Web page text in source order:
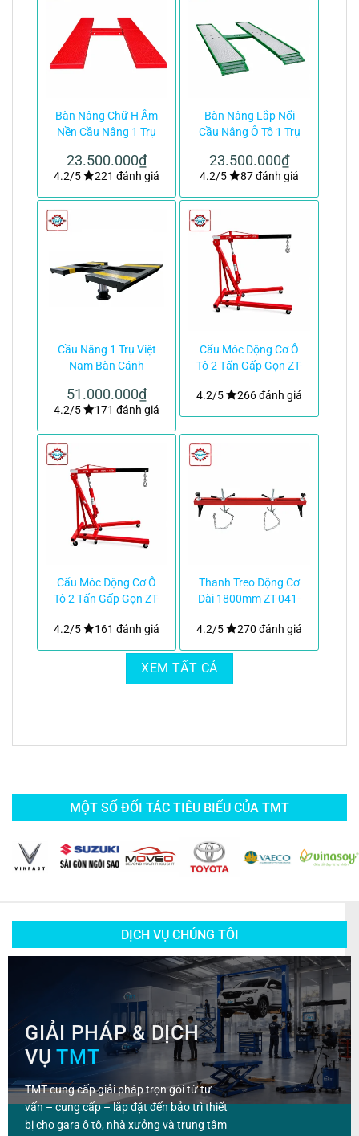
Bàn Nâng Chữ H Âm
Nền Cầu Nâng 1 Trụ
23.500.000₫
4.2/5 221 đánh giá
Bàn Nâng Lắp Nổi
Cầu Nâng Ô Tô 1 Trụ
23.500.000₫
4.2/5 87 đánh giá
Cầu Nâng 1 Trụ Việt
Nam Bàn Cánh
51.000.000₫
4.2/5 171 đánh giá
Cẩu Móc Động Cơ Ô
Tô 2 Tấn Gấp Gọn ZT-
4.2/5
266 đánh giá
Cẩu Móc Động Cơ Ô
Tô 2 Tấn Gấp Gọn ZT-
4.2/5
161 đánh giá
Thanh Treo Động Cơ
Dài 1800mm ZT-041-
4.2/5
270 đánh giá
XEM TẤT CẢ
MỘT SỐ ĐỐI TÁC TIÊU BIỂU CỦA TMT
DỊCH VỤ CHÚNG TÔI
GIẢI PHÁP & DỊCH
VỤTMT
TMT cung cấp giải pháp trọn gói từ tư
vấn – cung cấp – lắp đặt đến bảo trì thiết
bị cho gara ô tô, nhà xưởng và trung tâm